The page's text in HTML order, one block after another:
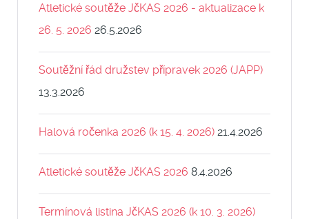
Atletické soutěže JčKAS 2026 - aktualizace k
26. 5. 2026 26.5.2026
Soutěžní řád družstev přípravek 2026 (JAPP)
13.3.2026
Halová ročenka 2026 (k 15. 4. 2026) 21.4.2026
Atletické soutěže JčKAS 2026 8.4.2026
Termínová listina JčKAS 2026 (k 10. 3. 2026)